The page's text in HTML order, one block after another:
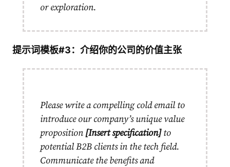
or exploration.
提示词模板#3：介绍你的公司的价值主张
Please write a compelling cold email to
introduce our company’s unique value
proposition [Insert specification]to
potential B2B clients in the tech field.
Communicate the benefits and